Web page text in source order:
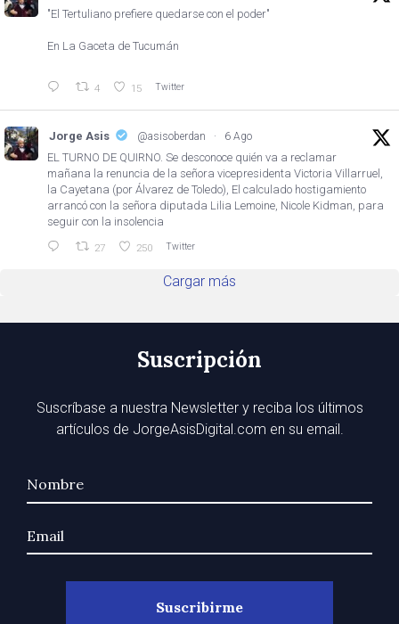
"El Tertuliano prefiere quedarse con el poder"
En La Gaceta de Tucumán
4 15 Twitter
Jorge Asis @asisoberdan · 6 Ago
EL TURNO DE QUIRNO. Se desconoce quién va a reclamar
mañana la renuncia de la señora vicepresidenta Victoria Villarruel,
la Cayetana (por Álvarez de Toledo), El calculado hostigamiento
arrancó con la señora diputada Lilia Lemoine, Nicole Kidman, para
seguir con la insolencia
27 250 Twitter
Cargar más
Suscripción
Suscríbase a nuestra Newsletter y reciba los últimos
artículos de JorgeAsisDigital.com en su email.